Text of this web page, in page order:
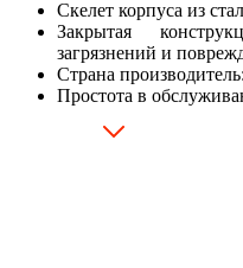
Скелет корпуса из
Закрытая
загрязнений и
Страна
Простота в